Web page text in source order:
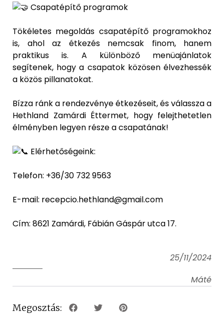
Csapatépítő programok
Tökéletes megoldás csapatépítő programokhoz
is, ahol az étkezés nemcsak finom, hanem
praktikus is. A különböző menüajánlatok
segítenek, hogy a csapatok közösen élvezhessék
a közös pillanatokat.
Bízza ránk a rendezvénye étkezéseit, és válassza a
Hethland Zamárdi Éttermet, hogy felejthetetlen
élményben legyen része a csapatának!
Elérhetőségeink:
Telefon: +36/30 732 9563
E-mail: recepcio.hethland@gmail.com
Cím: 8621 Zamárdi, Fábián Gáspár utca 17.
25/11/2024
Máté
Megosztás: